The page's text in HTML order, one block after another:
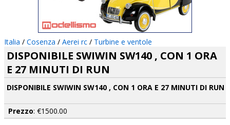
Italia / Cosenza / Aerei rc / Turbine e ventole
DISPONIBILE SWIWIN SW140 , CON 1 ORA
E 27 MINUTI DI RUN
DISPONIBILE SWIWIN SW140 , CON 1 ORA E 27 MINUTI DI RUN
Prezzo: €1500.00